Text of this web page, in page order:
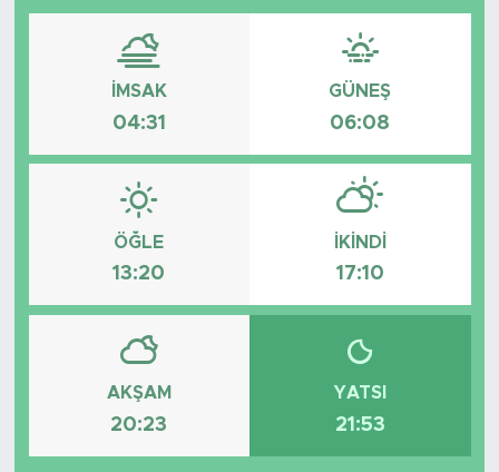
İMSAK
04:31
GÜNEŞ
06:08
ÖĞLE
13:20
İKINDI
17:10
AKŞAM
20:23
YATSI
21:53